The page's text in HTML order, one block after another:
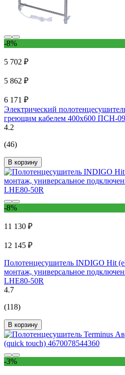
-8%
5 702 ₽
5 862 ₽
6 171 ₽
Электрический
греющим кабелем 400x600 ПСН-
4.2
(46)
В корзину
-8%
11 130 ₽
12 145 ₽
Полотенцесушитель INDIGO Hit
монтаж, универсальное
LHE80-50R
4.7
(118)
В корзину
-3%